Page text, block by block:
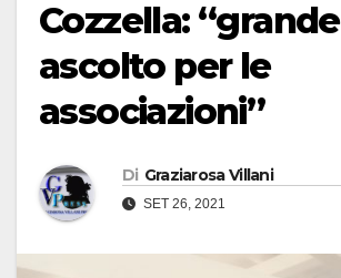
Cozzella: “grande
ascolto per le
associazioni”
Di Graziarosa Villani
SET 26, 2021